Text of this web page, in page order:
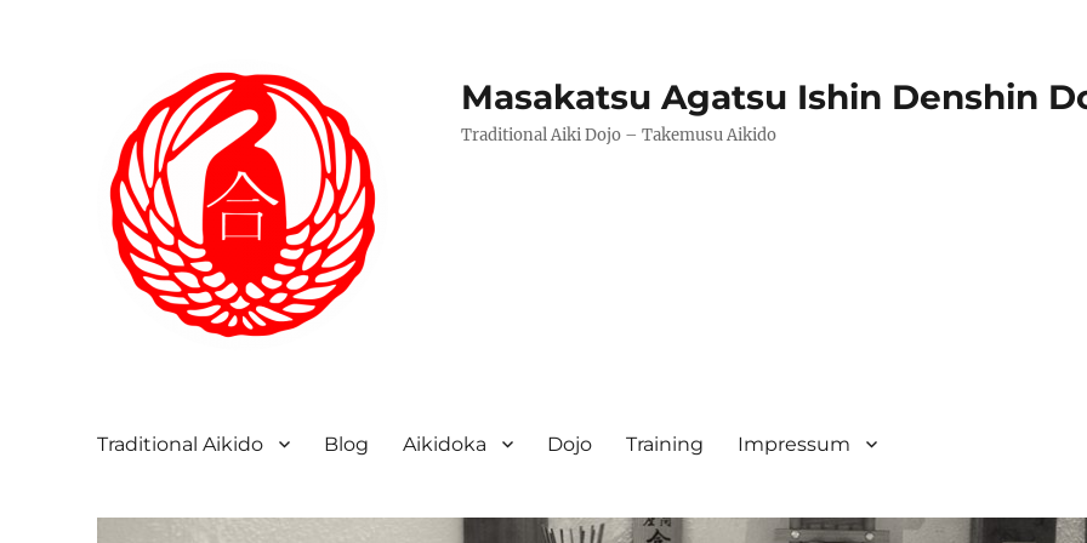
Masakatsu Agatsu Ishin Denshin
Traditional Aiki Dojo – Takemusu Aikido
Traditional Aikido Blog Aikidoka Dojo Training Impressum